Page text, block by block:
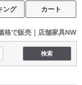
ング カート
格で販売｜店舗家具NW